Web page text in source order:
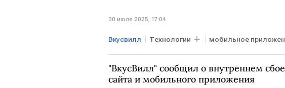
30 июля 2025, 17:04
Вкусвилл Технологии мобильное
"ВкусВилл" сообщил о внутреннем
сайта и мобильного приложения